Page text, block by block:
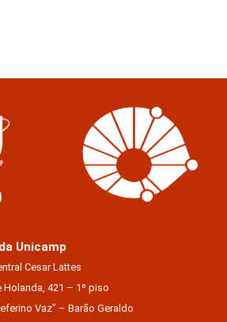
Unicamp
Cesar Lattes
Holanda, 421 – 1º piso
Vaz” – Barão Geraldo